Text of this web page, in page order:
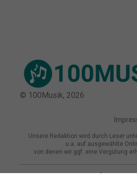
© 100Musik, 2026
Unsere Redaktion wird durch Leser
u.a. auf ausgewählte
von denen wir ggf. eine Vergütung
Adresse